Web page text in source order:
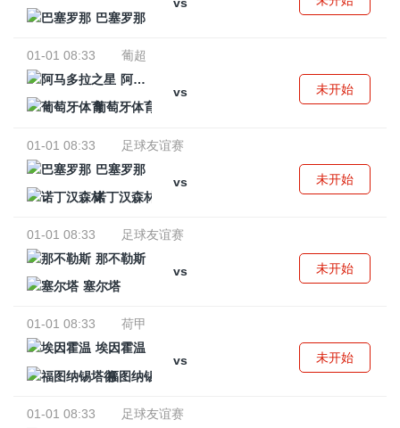
巴塞罗那
01-01 08:33
葡超
阿马多拉之星
vs
葡萄牙体育
未开始
01-01 08:33
足球友谊赛
巴塞罗那
vs
诺丁汉森林
未开始
01-01 08:33
足球友谊赛
那不勒斯
vs
塞尔塔
未开始
01-01 08:33
荷甲
埃因霍温
vs
福图纳锡塔德
未开始
01-01 08:33
足球友谊赛